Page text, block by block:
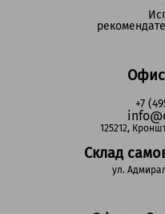
+7
125212,
Склад
ул.